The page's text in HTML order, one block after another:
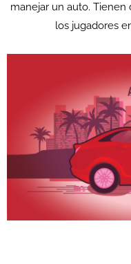
manejar un auto.
los jugadores